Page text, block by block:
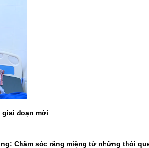
giai đoạn mới
Chăm sóc răng miệng từ những thói